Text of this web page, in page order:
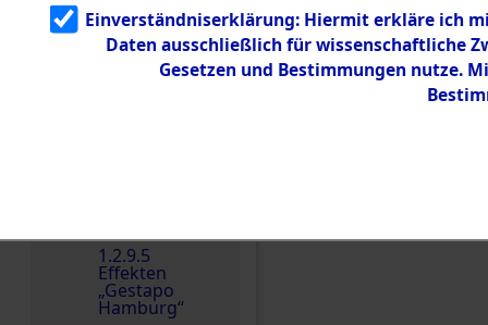
1.2.9.3
Effekten aus
dem KZ
Neuengamm
1.2.9.5
Effekten
„Gestapo
Hamburg“
Einen Kommentar
Einverständniserklärung: Hiermit erkläre ich
Daten ausschließlich für wissenschaftliche
Gesetzen und Bestimmungen nutze.